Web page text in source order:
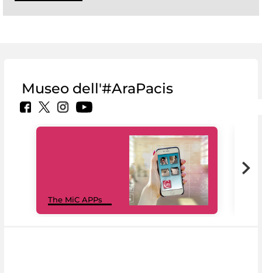
Museo dell'#AraPacis
The MiC APPs